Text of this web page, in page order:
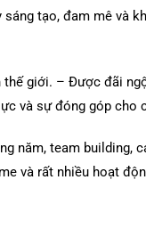
tạo, đam mê và
giới. – Được đãi
và sự đóng góp cho
năm, team building,
và rất nhiều hoạt